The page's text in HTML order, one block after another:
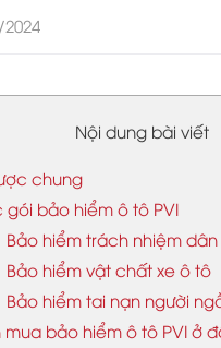
Nội dung bài viết
chung
gói bảo hiểm ô tô PVI
Bảo hiểm trách nhiệm
Bảo hiểm vật chất xe ô tô
Bảo hiểm tai nạn người
mua bảo hiểm ô tô PVI ở